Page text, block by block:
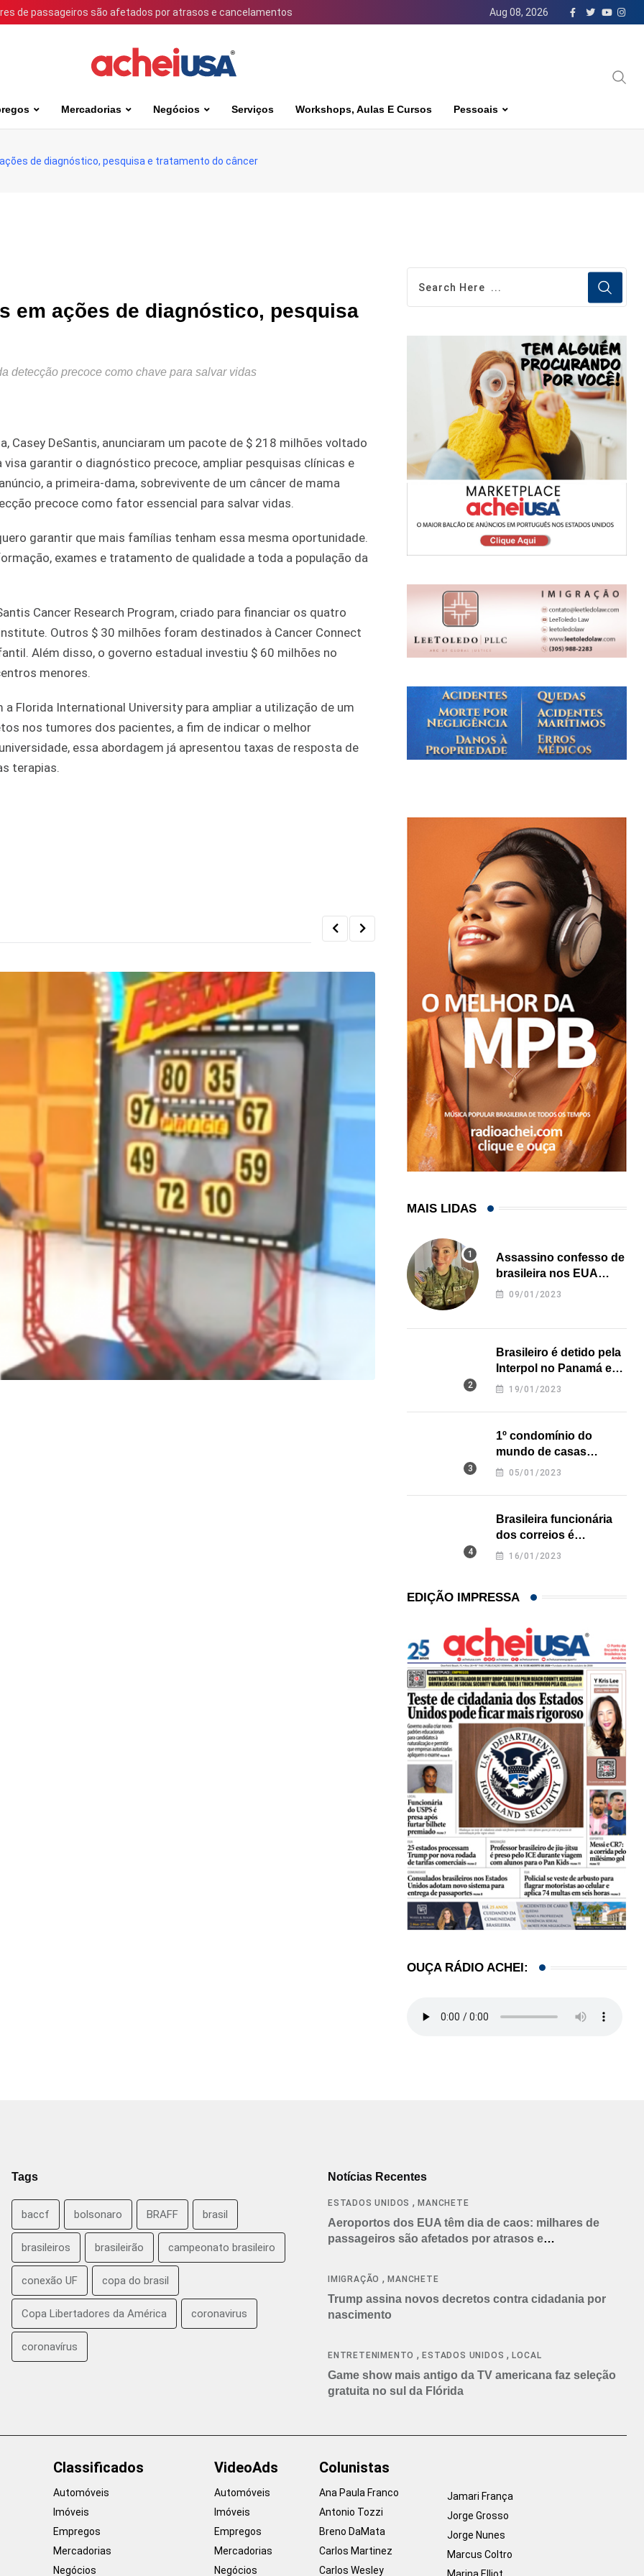
de passageiros são afetados por atrasos e cancelamentos Aug 08, 2026
Mercadorias Negócios Serviços Workshops, Aulas E Cursos Pessoais
de diagnóstico, pesquisa e tratamento do câncer
em ações de diagnóstico, pesquisa
detecção precoce como chave para salvar vidas
Casey DeSantis, anunciaram um pacote de $ 218 milhões voltado
garantir o diagnóstico precoce, ampliar pesquisas clínicas e
a primeira-dama, sobrevivente de um câncer de mama
precoce como fator essencial para salvar vidas.
garantir que mais famílias tenham essa mesma oportunidade.
exames e tratamento de qualidade a toda a população da
Cancer Research Program, criado para financiar os quatro
Outros $ 30 milhões foram destinados à Cancer Connect
Além disso, o governo estadual investiu $ 60 milhões no
menores.
Florida International University para ampliar a utilização de um
nos tumores dos pacientes, a fim de indicar o melhor
essa abordagem já apresentou taxas de resposta de
terapias.
Influenciadora evangélica de Orlando (FL)
MAIS LIDAS
Assassino confesso de
brasileira nos EUA
revela onde deixou o
09/01/2023
Brasileiro é detido pela
Interpol no Panamá e
pode pegar prisão
19/01/2023
1º condomínio do
mundo de casas
impressas em 3D é
05/01/2023
Brasileira funcionária
dos correios é
assassinada a facadas
16/01/2023
EDIÇÃO IMPRESSA
OUÇA RÁDIO ACHEI:
Tags
baccf bolsonaro BRAFF brasil
brasileiros brasileirão campeonato brasileiro
conexão UF copa do brasil
Copa Libertadores da América coronavirus
coronavírus
Notícias Recentes
ESTADOS UNIDOS ,MANCHETE
Aeroportos dos EUA têm dia de caos: milhares de
passageiros são afetados por atrasos e
IMIGRAÇÃO ,MANCHETE
Trump assina novos decretos contra cidadania por
nascimento
ENTRETENIMENTO ,ESTADOS UNIDOS ,LOCAL
Game show mais antigo da TV americana faz seleção
gratuita no sul da Flórida
Classificados
Automóveis
Imóveis
Empregos
Mercadorias
Negócios
VideoAds
Automóveis
Imóveis
Empregos
Mercadorias
Negócios
Colunistas
Ana Paula Franco
Antonio Tozzi
Breno DaMata
Carlos Martinez
Carlos Wesley
Jamari França
Jorge Grosso
Jorge Nunes
Marcus Coltro